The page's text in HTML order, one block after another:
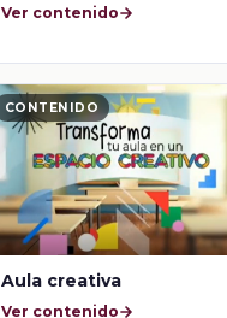
Ver contenido
CONTENIDO
Aula creativa
Ver contenido